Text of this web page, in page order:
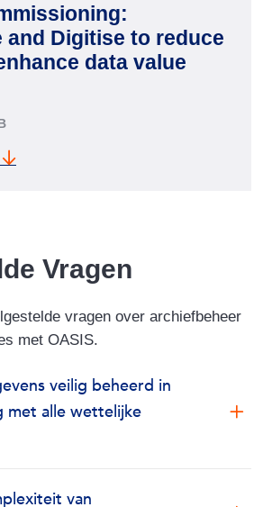
and Digitise to reduce
data value
Vragen
vragen over archiefbeheer
met OASIS.
veilig beheerd in
met alle wettelijke
van